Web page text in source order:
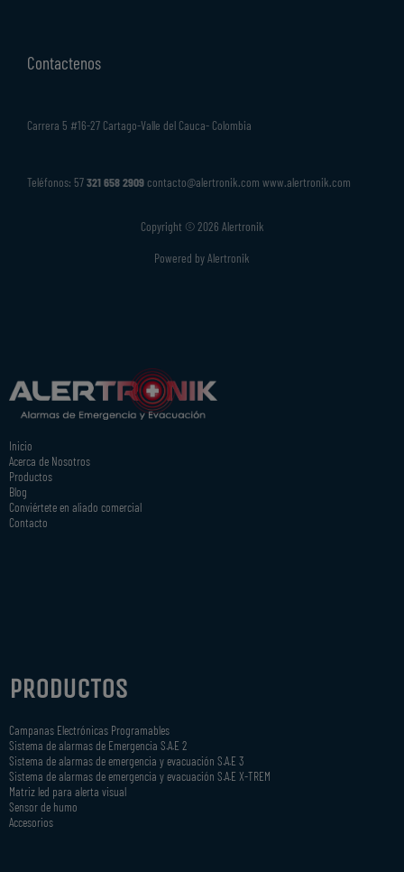
Contactenos
Carrera 5 #16-27 Cartago-Valle del Cauca- Colombia
Teléfonos: 57321 658 2909contacto@alertronik.com www.alertronik.com
Copyright © 2026 Alertronik
Powered by Alertronik
Inicio
Acerca de Nosotros
Productos
Blog
Conviértete en aliado comercial
Contacto
PRODUCTOS
Campanas Electrónicas Programables
Sistema de alarmas de Emergencia S.A.E 2
Sistema de alarmas de emergencia y evacuación S.A.E 3
Sistema de alarmas de emergencia y evacuación S.A.E X-TREM
Matriz led para alerta visual
Sensor de humo
Accesorios